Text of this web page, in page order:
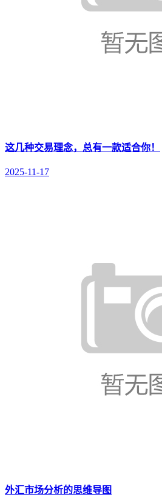
这几种交易理念，总有一款适合你！
2025-11-17
外汇市场分析的思维导图